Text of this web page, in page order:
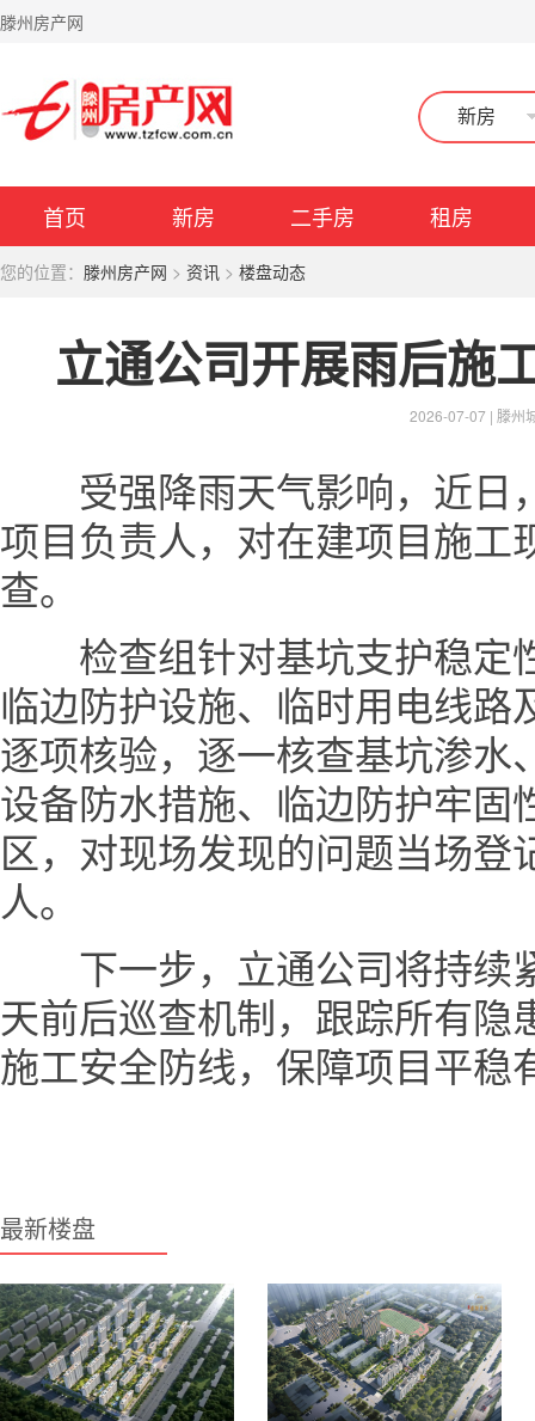
滕州房产网
新房
首页 新房 二手房 租房
您的位置： 滕州房产网 > 资讯 > 楼盘动态
立通公司开展雨后施
2026-07-07 | 滕州
受强降雨天气影响，近日
项目负责人，对在建项目施工
查。
检查组针对基坑支护稳定
临边防护设施、临时用电线
逐项核验，逐一核查基坑渗水
设备防水措施、临边防护牢固
区，对现场发现的问题当场登
人。
下一步，立通公司将持续
天前后巡查机制，跟踪所有
施工安全防线，保障项目平稳
最新楼盘